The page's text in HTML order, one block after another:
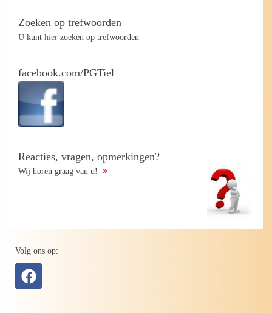
Zoeken op trefwoorden
U kunt hier zoeken op trefwoorden
facebook.com/PGTiel
Reacties, vragen, opmerkingen?
Wij horen graag van u!
Volg ons op: